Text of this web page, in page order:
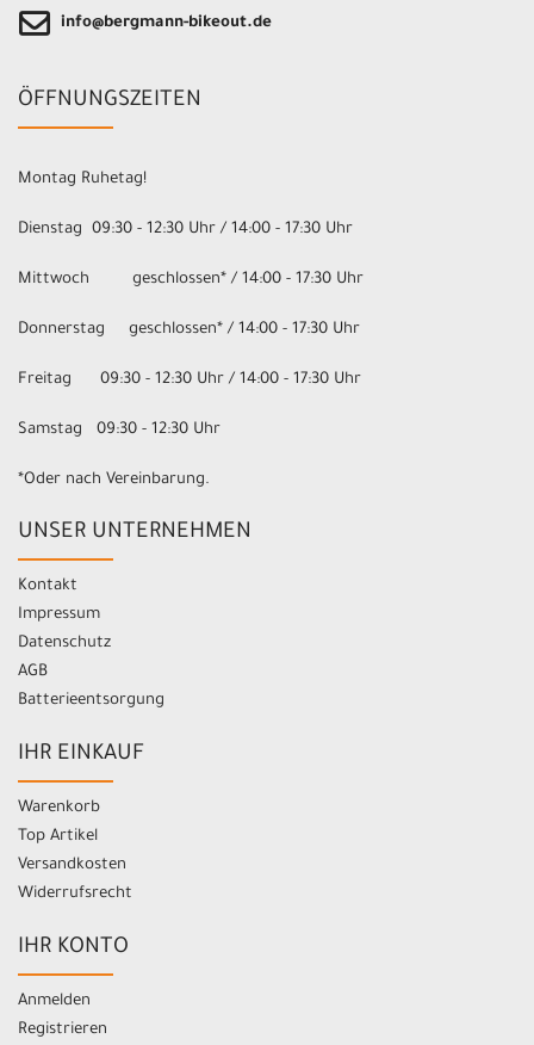
info@bergmann-bikeout.de
ÖFFNUNGSZEITEN
Montag Ruhetag!
Dienstag 09:30 - 12:30 Uhr / 14:00 - 17:30 Uhr
Mittwoch geschlossen* / 14:00 - 17:30 Uhr
Donnerstag geschlossen* / 14:00 - 17:30 Uhr
Freitag 09:30 - 12:30 Uhr / 14:00 - 17:30 Uhr
Samstag 09:30 - 12:30 Uhr
*Oder nach Vereinbarung.
UNSER UNTERNEHMEN
Kontakt
Impressum
Datenschutz
AGB
Batterieentsorgung
IHR EINKAUF
Warenkorb
Top Artikel
Versandkosten
Widerrufsrecht
IHR KONTO
Anmelden
Registrieren